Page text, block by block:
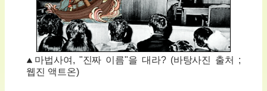
마법사여, "진짜 이름"을 대라? (바탕사진 출처 ;
웹진 액트온)